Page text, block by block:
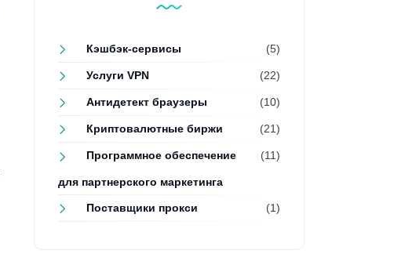
Кэшбэк-сервисы (5)
Услуги VPN (22)
Антидетект браузеры (10)
Криптовалютные биржи (21)
Программное обеспечение
для партнерского маркетинга
(11)
Поставщики прокси (1)